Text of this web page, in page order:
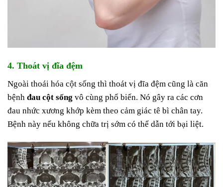
4. Thoát vị đĩa đệm
Ngoài thoái hóa cột sống thì thoát vị đĩa đệm cũng là căn
bệnh đau cột sống vô cùng phổ biến. Nó gây ra các cơn
đau nhức xương khớp kèm theo cảm giác tê bì chân tay.
Bệnh này nếu không chữa trị sớm có thể dẫn tới bại liệt.